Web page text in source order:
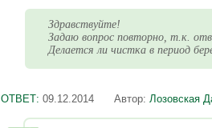
Здравствуйте!
Задаю вопрос повторно, т.к.
Делается ли чистка в период
ОТВЕТ: 09.12.2014 Автор: Лозовская